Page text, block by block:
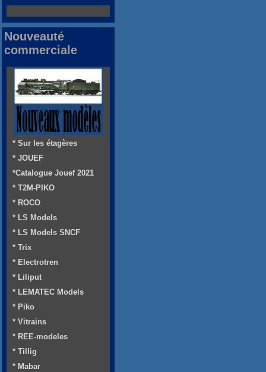
Nouveauté
commerciale
* Sur les étagères
* JOUEF
*Catalogue Jouef 2021
* T2M-PIKO
* ROCO
* LS Models
* LS Models SNCF
* Trix
* Electrotren
* Liliput
* LEMATEC Models
* Piko
* Vitrains
* REE-modeles
* Tillig
* Mabar